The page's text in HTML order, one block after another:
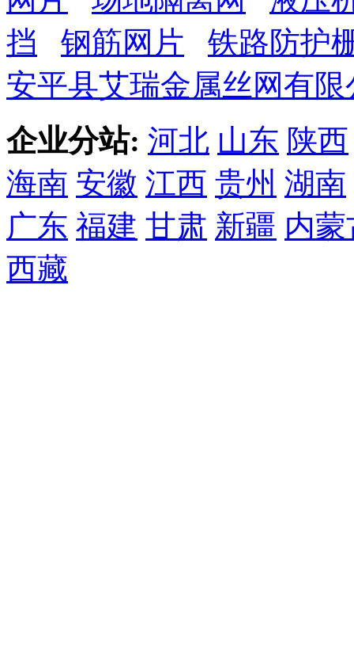
挡
钢筋网片
铁路防护
安平县艾瑞金属丝网有限
企业分站: 河北 山东 陕西
海南 安徽 江西 贵州 湖南
广东 福建 甘肃 新疆 内蒙
西藏